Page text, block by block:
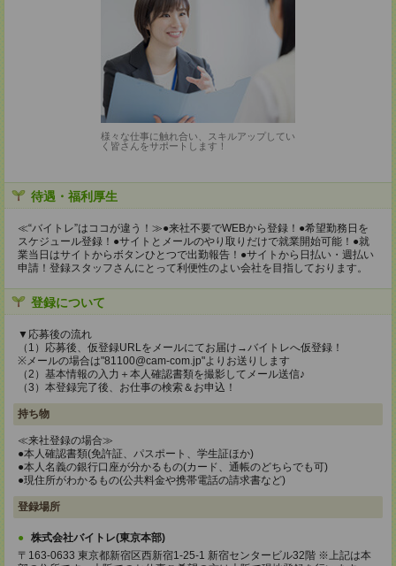
様々な仕事に触れ合い、スキルアップしてい
く皆さんをサポートします！
待遇・福利厚生
≪“バイトレ”はココが違う！≫●来社不要でWEBから登録！●希望勤務日を
スケジュール登録！●サイトとメールのやり取りだけで就業開始可能！●就
業当日はサイトからボタンひとつで出勤報告！●サイトから日払い・週払い
申請！登録スタッフさんにとって利便性のよい会社を目指しております。
登録について
▼応募後の流れ
（1）応募後、仮登録URLをメールにてお届け→バイトレへ仮登録！
※メールの場合は"81100@cam-com.jp"よりお送りします
（2）基本情報の入力＋本人確認書類を撮影してメール送信♪
（3）本登録完了後、お仕事の検索＆お申込！
持ち物
≪来社登録の場合≫
●本人確認書類(免許証、パスポート、学生証ほか)
●本人名義の銀行口座が分かるもの(カード、通帳のどちらでも可)
●現住所がわかるもの(公共料金や携帯電話の請求書など)
登録場所
株式会社バイトレ(東京本部)
〒163-0633 東京都新宿区西新宿1-25-1 新宿センタービル32階 ※上記は本